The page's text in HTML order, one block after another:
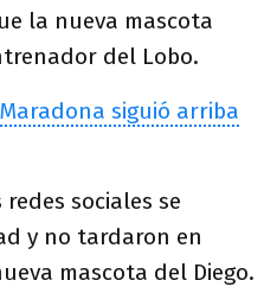
la nueva mascota
del Lobo.
siguió arriba
sociales se
y no tardaron en
mascota del Diego.